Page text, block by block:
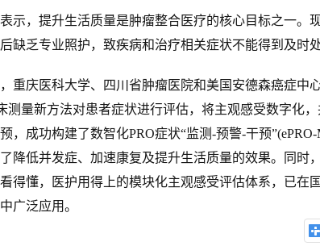
，提升生活质量是肿瘤整合医疗的核心目标之一。
缺乏专业照护，致疾病和治疗相关症状不能得到及时
庆医科大学、四川省肿瘤医院和美国安德森癌症中
测量新方法对患者症状进行评估，将主观感受数字化
，成功构建了数智化PRO症状“监测-预警-干预
降低并发症、加速康复及提升生活质量的效果。同时
得懂，医护用得上的模块化主观感受评估体系，已在
广泛应用。
1
用？中
2024-11-
2/1 品牌